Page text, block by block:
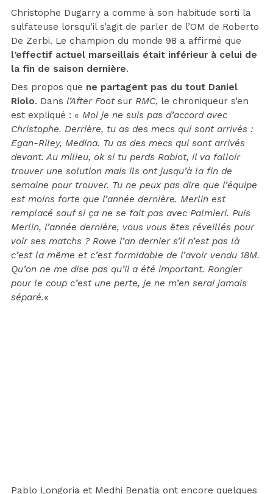
Christophe Dugarry a comme à son habitude sorti la
sulfateuse lorsqu’il s’agit de parler de l’OM de Roberto
De Zerbi. Le champion du monde 98 a affirmé que
l’effectif actuel marseillais était inférieur à celui de
la fin de saison dernière.
Des propos que ne partagent pas du tout Daniel
Riolo. Dans l’After Footsur RMC, le chroniqueur s’en
est expliqué : « Moi je ne suis pas d’accord avec
Christophe. Derrière, tu as des mecs qui sont arrivés :
Egan-Riley, Medina. Tu as des mecs qui sont arrivés
devant. Au milieu, ok si tu perds Rabiot, il va falloir
trouver une solution mais ils ont jusqu’à la fin de
semaine pour trouver. Tu ne peux pas dire que l’équipe
est moins forte que l’année dernière. Merlin est
remplacé sauf si ça ne se fait pas avec Palmieri. Puis
Merlin, l’année dernière, vous vous êtes réveillés pour
voir ses matchs ? Rowe l’an dernier s’il n’est pas là
c’est la même et c’est formidable de l’avoir vendu 18M.
Qu’on ne me dise pas qu’il a été important. Rongier
pour le coup c’est une perte, je ne m’en serai jamais
séparé.«
Pablo Longoria et Medhi Benatia ont encore quelques